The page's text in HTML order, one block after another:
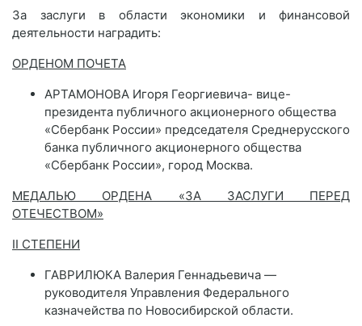
За заслуги в области экономики и финансовой
деятельности наградить:
ОРДЕНОМ ПОЧЕТА
АРТАМОНОВА Игоря Георгиевича- вице-
президента публичного акционерного общества
«Сбербанк России» председателя Среднерусского
банка публичного акционерного общества
«Сбербанк России», город Москва.
МЕДАЛЬЮ ОРДЕНА «ЗА ЗАСЛУГИ ПЕРЕД
ОТЕЧЕСТВОМ»
II СТЕПЕНИ
ГАВРИЛЮКА Валерия Геннадьевича —
руководителя Управления Федерального
казначейства по Новосибирской области.